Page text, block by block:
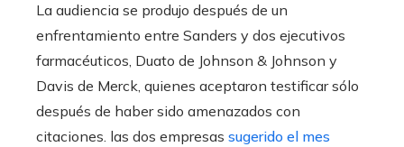
La audiencia se produjo después de un
enfrentamiento entre Sanders y dos ejecutivos
farmacéuticos, Duato de Johnson & Johnson y
Davis de Merck, quienes aceptaron testificar sólo
después de haber sido amenazados con
citaciones. las dos empresas sugerido el mes